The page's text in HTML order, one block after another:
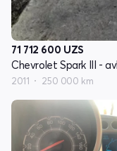
71 712 600 UZS
Chevrolet Spark III -
2011 250 000 km